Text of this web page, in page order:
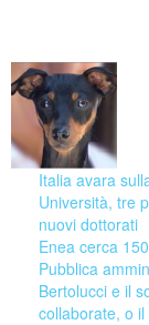
Italia avara
Università, tre
nuovi dottorati
Enea cerca
Pubblica
Bertolucci e il
collaborate, o